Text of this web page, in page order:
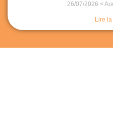
26/07/2026
Lire